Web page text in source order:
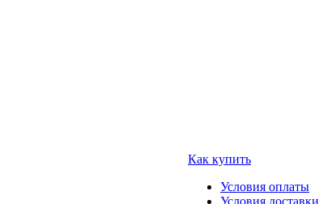
Как купить
Условия оплаты
Условия доставки